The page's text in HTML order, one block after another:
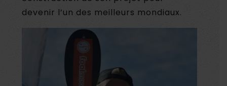
devenir l’un des meilleurs mondiaux.